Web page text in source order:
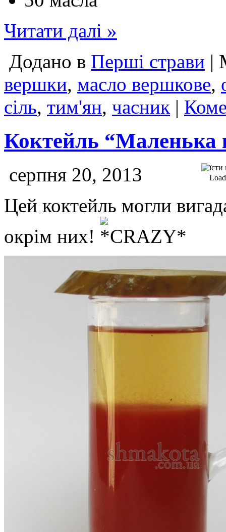
Читати далі »
Додано в Перші страви |
вершки, масло вершкове,
сіль, тим'ян, часник |
Коктейль “Маленька
серпня 20, 2013
Цей коктейль могли
окрім них!